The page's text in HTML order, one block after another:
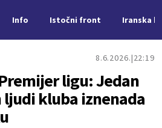
Info Istočni front Iranska
8.6.2026. 22:19
ligu: Jedan
kluba iznenada